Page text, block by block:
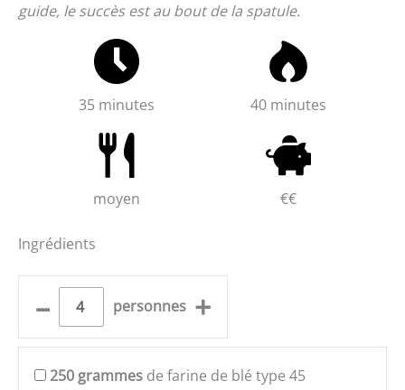
guide, le succès est au bout de la spatule.
35 minutes 40 minutes
moyen €€
Ingrédients
– personnes +
250 grammes de farine de blé type 45